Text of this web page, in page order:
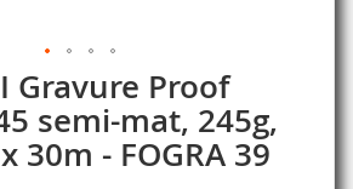
Gravure Proof
semi-mat, 245g,
30m - FOGRA 39